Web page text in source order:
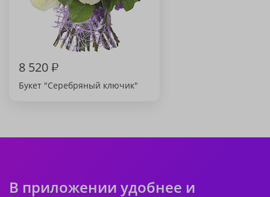
8 520₽
Букет "Серебряный ключик"
В приложении удобнее и